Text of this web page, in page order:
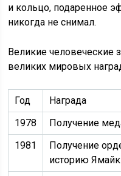
и кольцо, подаренное
никогда не снимал.
Великие человеческие
великих мировых
Год
Награда
1978
Получение
1981
Получение
историю